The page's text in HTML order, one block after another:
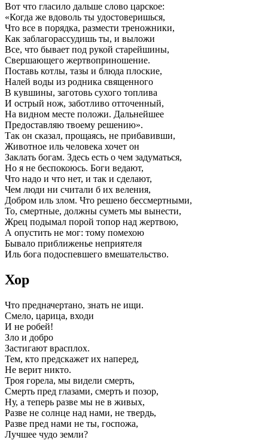
Вот что гласило дальше слово царское:
«Когда же вдоволь ты удостоверишься,
Что все в порядка, размести треножники,
Как заблагорассудишь ты, и выложи
Все, что бывает под рукой старейшины,
Свершающего жертвоприношение.
Поставь котлы, тазы и блюда плоские,
Налей воды из родника священного
В кувшины, заготовь сухого топлива
И острый нож, заботливо отточенный,
На видном месте положи. Дальнейшее
Предоставляю твоему решению».
Так он сказал, прощаясь, не прибавивши,
Животное иль человека хочет он
Заклать богам. Здесь есть о чем задуматься,
Но я не беспокоюсь. Боги ведают,
Что надо и что нет, и так и сделают,
Чем люди ни считали б их веления,
Добром иль злом. Что решено бессмертными,
То, смертные, должны суметь мы вынести,
Жрец подымал порой топор над жертвою,
А опустить не мог: тому помехою
Бывало приближенье неприятеля
Иль бога подоспевшего вмешательство.
Хор
Что предначертано, знать не ищи.
Смело, царица, входи
И не робей!
Зло и добро
Застигают врасплох.
Тем, кто предскажет их наперед,
Не верит никто.
Троя горела, мы видели смерть,
Смерть пред глазами, смерть и позор,
Ну, а теперь разве мы не в живых,
Разве не солнце над нами, не твердь,
Разве пред нами не ты, госпожа,
Лучшее чудо земли?